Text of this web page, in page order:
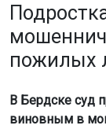
пожилых
В Бердске суд
виновным в